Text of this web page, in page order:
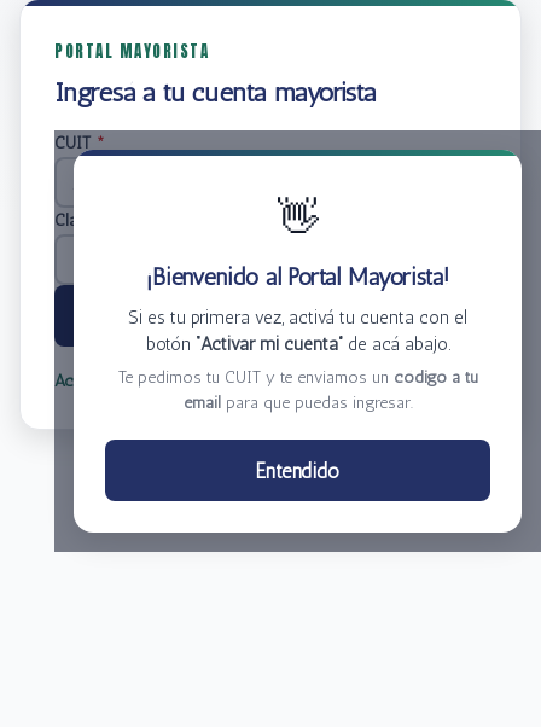
PORTAL MAYORISTA
Ingresá a tu cuenta mayorista
👋
¡Bienvenido al Portal Mayorista!
Si es tu primera vez, activá tu cuenta con el
botón “Activar mi cuenta”de acá abajo.
Te pedimos tu CUIT y te enviamos un código a tu
email para que puedas ingresar.
Entendido
CUIT *
Clave
Ingresar
Activar mi cuenta Olvidé mi clave
Centro de Distribución El Bacha S.A.